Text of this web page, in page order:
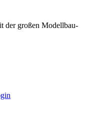
der großen Modellbau-